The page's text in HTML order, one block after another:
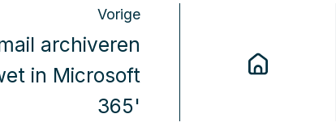
Vorige
archiveren
in Microsoft
365'